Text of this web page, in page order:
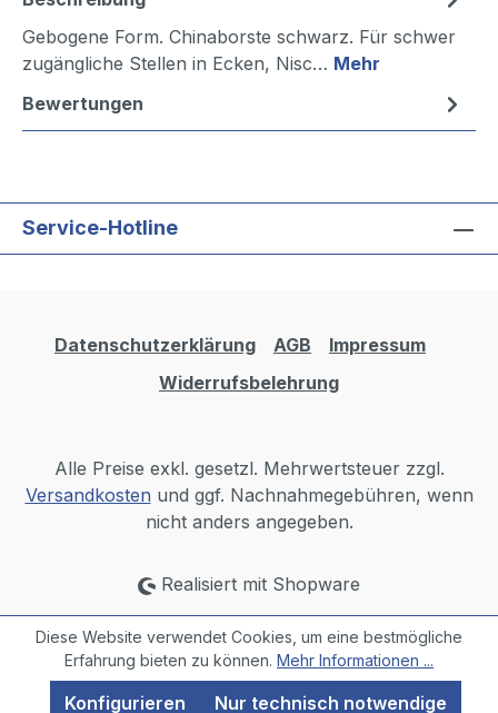
Gebogene Form. Chinaborste schwarz. Für schwer
zugängliche Stellen in Ecken, Nisc… Mehr
Bewertungen
Service-Hotline
Datenschutzerklärung AGB
Impressum
Widerrufsbelehrung
Alle Preise exkl. gesetzl. Mehrwertsteuer zzgl.
Versandkosten und ggf. Nachnahmegebühren, wenn
nicht anders angegeben.
Realisiert mit Shopware
Diese Website verwendet Cookies, um eine bestmögliche
Erfahrung bieten zu können. Mehr Informationen ...
Nur technisch notwendige
Konfigurieren